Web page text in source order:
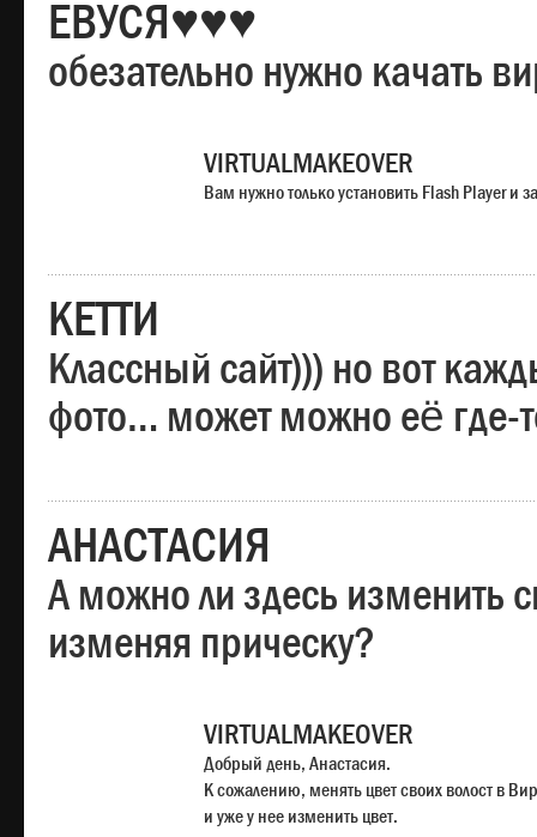
ЕВУСЯ♥♥♥
обезательно нужно качать
VIRTUALMAKEOVER
Вам нужно только установить Flash Player и
КЕТТИ
Классный сайт))) но вот
фото… может можно её где-
АНАСТАСИЯ
А можно ли здесь изменить
изменяя прическу?
VIRTUALMAKEOVER
Добрый день, Анастасия.
К сожалению, менять цвет своих волост в
и уже у нее изменить цвет.